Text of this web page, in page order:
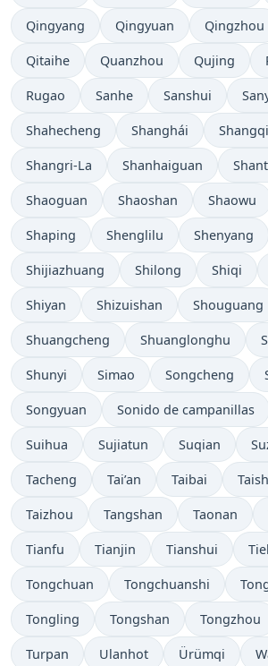
Qingyang Qingyuan Qingzhou
Qitaihe Quanzhou Qujing
Rugao Sanhe Sanshui
Shahecheng Shanghái
Shangri-La Shanhaiguan
Shaoguan Shaoshan Shaowu
Shaping Shenglilu Shenyang
Shijiazhuang Shilong Shiqi
Shiyan Shizuishan Shouguang
Shuangcheng Shuanglonghu
Shunyi Simao Songcheng
Songyuan Sonido de campanillas
Suihua Sujiatun Suqian
Tacheng Tai’an Taibai
Taizhou Tangshan Taonan
Tianfu Tianjin Tianshui
Tongchuan Tongchuanshi
Tongling Tongshan Tongzhou
Turpan Ulanhot Ürümqi